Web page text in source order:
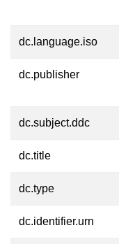
dc.language.iso
dc.publisher
dc.subject.ddc
dc.title
dc.type
dc.identifier.urn